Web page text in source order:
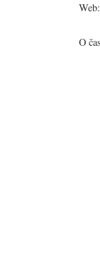
Web:
O